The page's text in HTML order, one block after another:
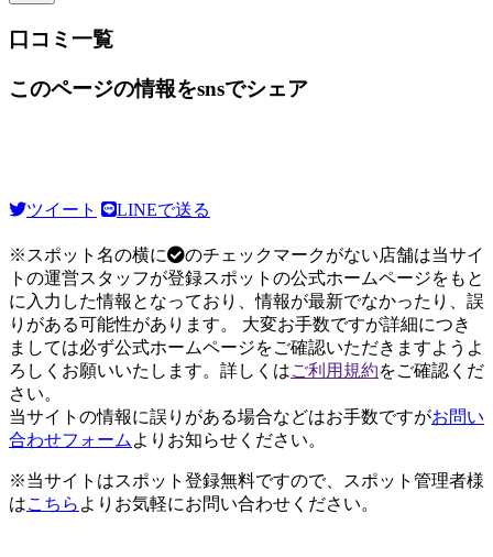
口コミ一覧
このページの情報をsnsでシェア
ツイート LINEで送る
※スポット名の横に
のチェックマークがない店舗は当サイ
トの運営スタッフが登録スポットの公式ホームページをもと
に入力した情報となっており、情報が最新でなかったり、誤
りがある可能性があります。 大変お手数ですが詳細につき
ましては必ず公式ホームページをご確認いただきますようよ
ろしくお願いいたします。詳しくはご利用規約をご確認くだ
さい。
当サイトの情報に誤りがある場合などはお手数ですがお問い
合わせフォーム よりお知らせください。
※当サイトはスポット登録無料ですので、スポット管理者様
はこちら よりお気軽にお問い合わせください。